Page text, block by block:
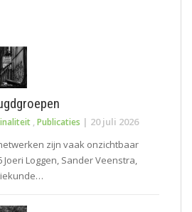
, Publicaties | 20 juli 2026
zijn vaak onzichtbaar
Loggen, Sander Veenstra,